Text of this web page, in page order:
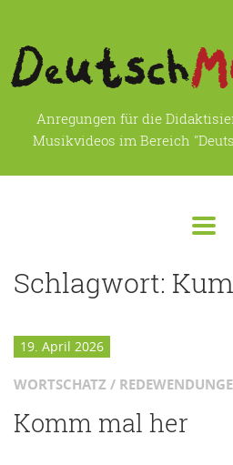
Anregungen für die
Musikvideos im Bereich
Schlagwort:
19. April 2026
WORTSCHATZ /
Komm mal her